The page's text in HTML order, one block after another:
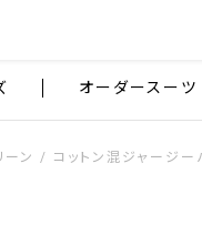
ONLY
オーダースーツ
ーン / コットン混ジャージー